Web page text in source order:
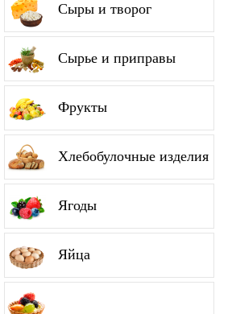
Сыры и творог
Сырье и приправы
Фрукты
Хлебобулочные изделия
Ягоды
Яйца